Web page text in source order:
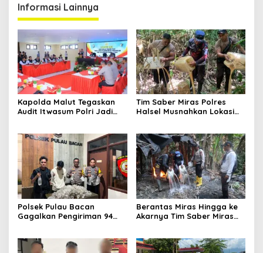
Informasi Lainnya
Kapolda Malut Tegaskan
Audit Itwasum Polri Jadi
Tim Saber Miras Polres
Halsel Musnahkan Lokasi
Polsek Pulau Bacan
Gagalkan Pengiriman 94
Berantas Miras Hingga ke
Akarnya Tim Saber Miras
Tikus Aktif